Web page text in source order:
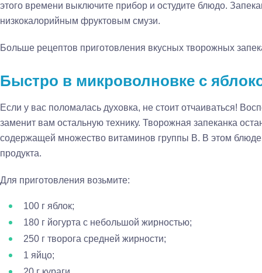
этого времени выключите прибор и остудите блюдо.
низкокалорийным фруктовым смузи.
Больше рецептов приготовления вкусных творожных
Быстро в микроволновке с
Если у вас поломалась духовка, не стоит отчаиваться!
заменит вам остальную технику. Творожная запеканка
содержащей множество витаминов группы B. В этом блюде
продукта.
Для приготовления возьмите:
100 г яблок;
180 г йогурта с небольшой жирностью;
250 г творога средней жирности;
1 яйцо;